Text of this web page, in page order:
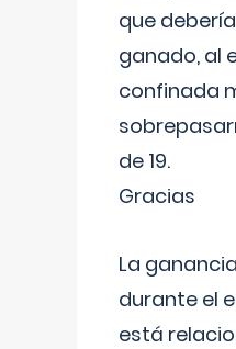
que
ganado, al
confinada
de 19.
Gracias
La
durante el
está